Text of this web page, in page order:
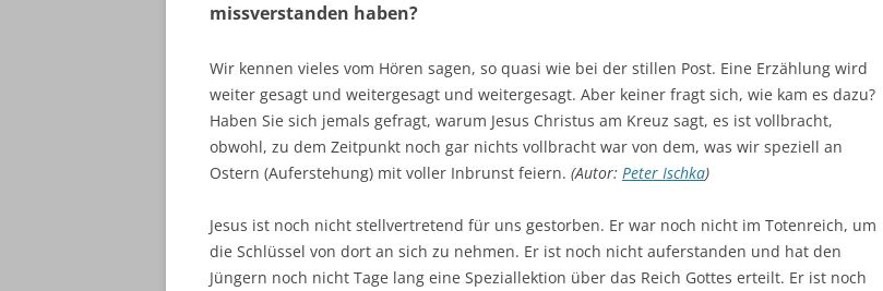
missverstanden haben?
Wir kennen vieles vom Hören sagen, so quasi wie bei der stillen Post. Eine Erzählung wird
weiter gesagt und weitergesagt und weitergesagt. Aber keiner fragt sich, wie kam es dazu?
Haben Sie sich jemals gefragt, warum Jesus Christus am Kreuz sagt, es ist vollbracht,
obwohl, zu dem Zeitpunkt noch gar nichts vollbracht war von dem, was wir speziell an
Ostern (Auferstehung) mit voller Inbrunst feiern. (Autor: Peter Ischka)
Jesus ist noch nicht stellvertretend für uns gestorben. Er war noch nicht im Totenreich, um
die Schlüssel von dort an sich zu nehmen. Er ist noch nicht auferstanden und hat den
Jüngern noch nicht Tage lang eine Speziallektion über das Reich Gottes erteilt. Er ist noch